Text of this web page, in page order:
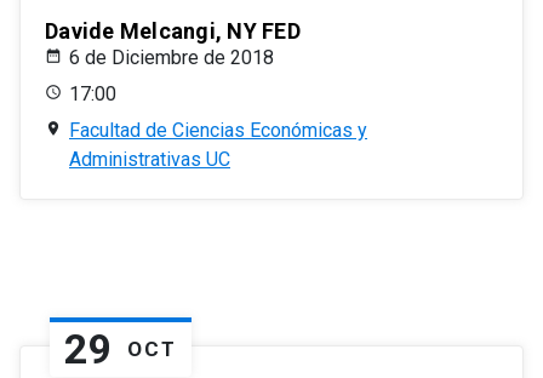
Davide Melcangi, NY FED
6 de Diciembre de 2018
17:00
Facultad de Ciencias Económicas y
Administrativas UC
29 OCT